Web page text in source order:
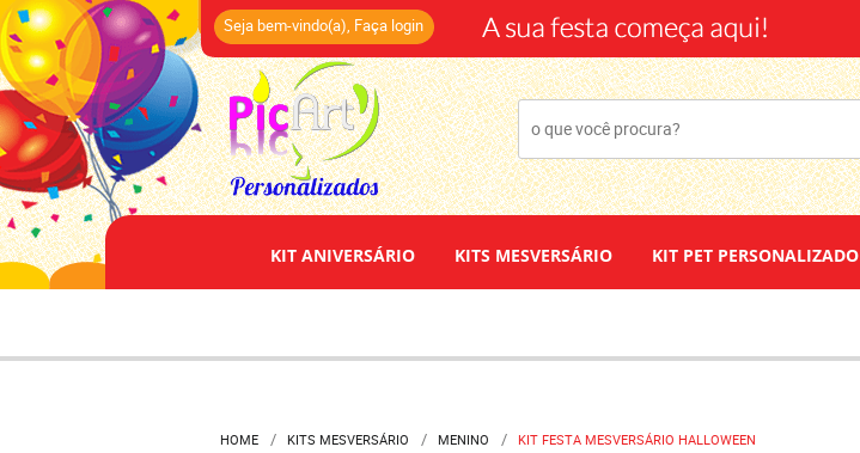
(14)
Seja bem-vindo(a), Faça login
KIT ANIVERSÁRIO KITS MESVERSÁRIO KIT PET PERSONALIZADO
HOME KITS MESVERSÁRIO MENINO KIT FESTA MESVERSÁRIO HALLOWEEN